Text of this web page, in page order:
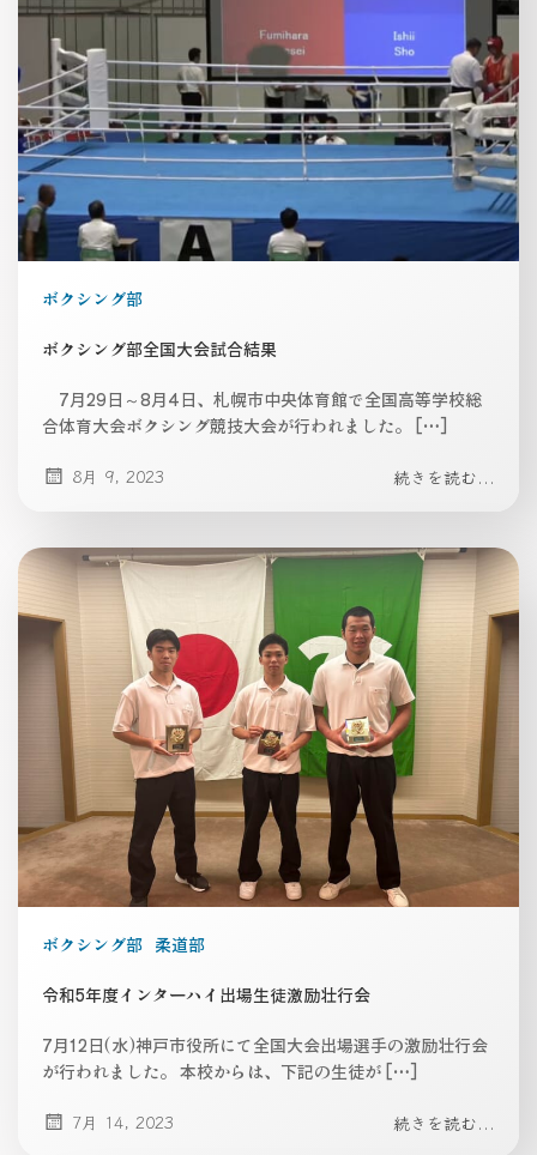
ボクシング部
ボクシング部全国大会試合結果
7月29日～8月4日、札幌市中央体育館で全国高等学校総
合体育大会ボクシング競技大会が行われました。 […]
8月 9, 2023 続きを読む...
ボクシング部 柔道部
令和5年度インターハイ出場生徒激励壮行会
7月12日(水)神戸市役所にて全国大会出場選手の激励壮行会
が行われました。 本校からは、下記の生徒が […]
7月 14, 2023 続きを読む...